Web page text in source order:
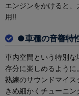
エンジンをかけると
用!!
●車種の音響特
車内空間という特別
存分に楽しめるように。
熟練のサウンドマイ
きめ細かくチューニン